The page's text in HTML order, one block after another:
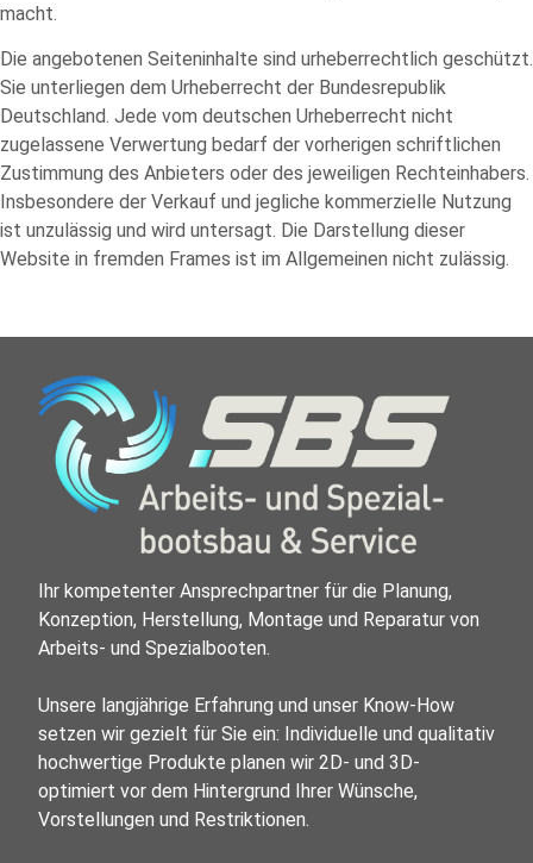
macht.
Die angebotenen Seiteninhalte sind urheberrechtlich geschützt.
Sie unterliegen dem Urheberrecht der Bundesrepublik
Deutschland. Jede vom deutschen Urheberrecht nicht
zugelassene Verwertung bedarf der vorherigen schriftlichen
Zustimmung des Anbieters oder des jeweiligen Rechteinhabers.
Insbesondere der Verkauf und jegliche kommerzielle Nutzung
ist unzulässig und wird untersagt. Die Darstellung dieser
Website in fremden Frames ist im Allgemeinen nicht zulässig.
Ihr kompetenter Ansprechpartner für die Planung,
Konzeption, Herstellung, Montage und Reparatur von
Arbeits- und Spezialbooten.
Unsere langjährige Erfahrung und unser Know-How
setzen wir gezielt für Sie ein: Individuelle und qualitativ
hochwertige Produkte planen wir 2D- und 3D-
optimiert vor dem Hintergrund Ihrer Wünsche,
Vorstellungen und Restriktionen.